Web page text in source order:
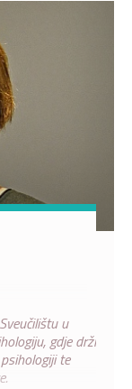
u
gdje drži
te